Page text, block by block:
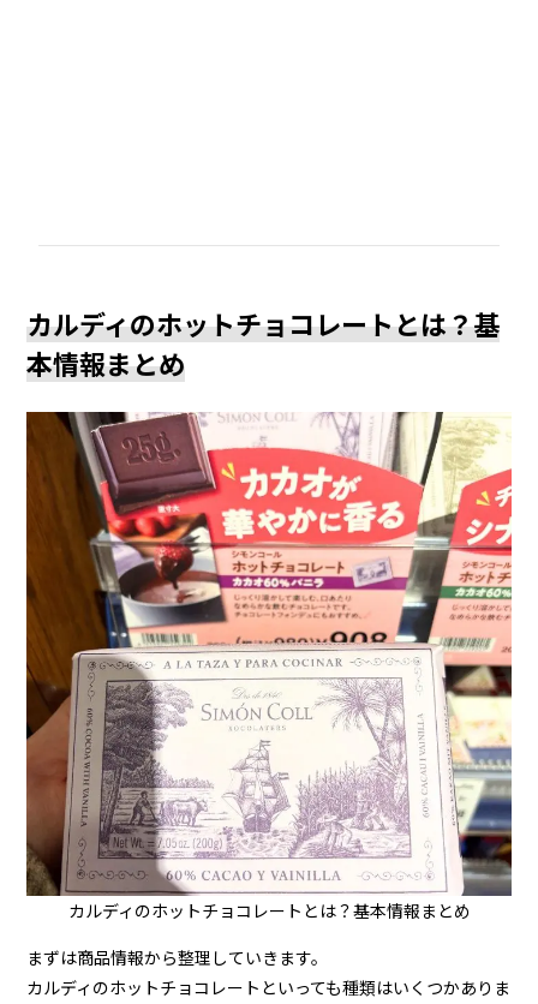
カルディのホットチョコレートとは？基
本情報まとめ
カルディのホットチョコレートとは？基本情報まとめ
まずは商品情報から整理していきます。
カルディのホットチョコレートといっても種類はいくつかありま